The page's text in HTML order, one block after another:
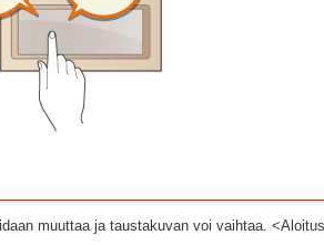
muuttaa ja taustakuvan voi vaihtaa.